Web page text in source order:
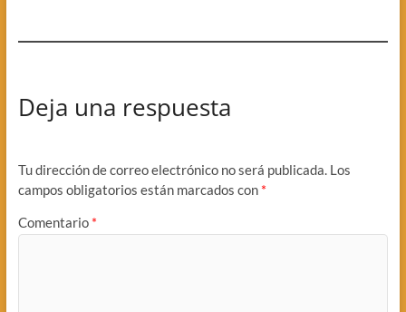
Deja una respuesta
Tu dirección de correo electrónico no será publicada. Los
campos obligatorios están marcados con *
Comentario *